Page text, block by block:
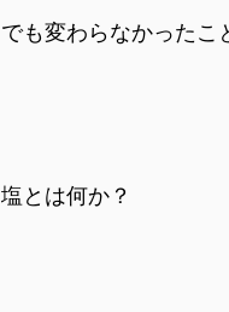
でも変わらなかったこ
塩とは何か？